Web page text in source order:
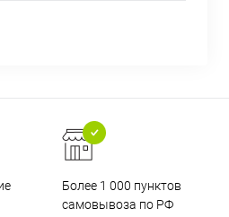
Более 1 000 пунктов
самовывоза по РФ